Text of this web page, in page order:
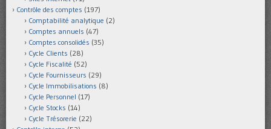
Contrôle des comptes (197)
Comptabilité analytique (2)
Comptes annuels (47)
Comptes consolidés (35)
Cycle Clients (28)
Cycle Fiscalité (52)
Cycle Fournisseurs (29)
Cycle Immobilisations (8)
Cycle Personnel (17)
Cycle Stocks (14)
Cycle Trésorerie (22)